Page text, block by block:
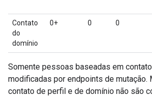
Contato
do
domínio
0+ 0 0
Somente pessoas baseadas em
modificadas por endpoints de mutação.
contato de perfil e de domínio não são